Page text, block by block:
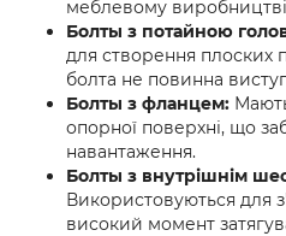
меблевому
Болты з потайною
для створення плоских
болта не повинна
Болты з фланцем:
опорної поверхні, що
навантаження.
Болты з внутрішнім
Використовуються для
високий момент